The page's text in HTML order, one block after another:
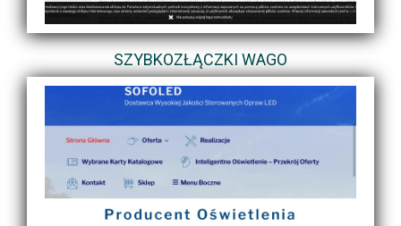
SZYBKOZŁĄCZKI WAGO